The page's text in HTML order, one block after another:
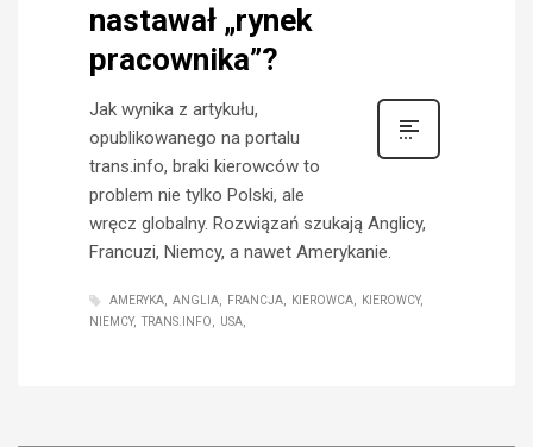
nastawał „rynek
pracownika”?
Jak wynika z artykułu,
opublikowanego na portalu
trans.info, braki kierowców to
problem nie tylko Polski, ale
wręcz globalny. Rozwiązań szukają Anglicy,
Francuzi, Niemcy, a nawet Amerykanie.
AMERYKA ANGLIA FRANCJA KIEROWCA
KIEROWCY
NIEMCY
TRANS.INFO USA